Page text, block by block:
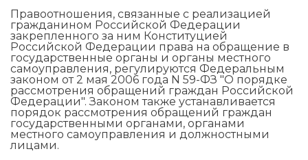
Правоотношения, связанные с реализацией
гражданином Российской Федерации
закрепленного за ним Конституцией
Российской Федерации права на обращение в
государственные органы и органы местного
самоуправления, регулируются Федеральным
законом от 2 мая 2006 года N 59-ФЗ "О порядке
рассмотрения обращений граждан Российской
Федерации". Законом также устанавливается
порядок рассмотрения обращений граждан
государственными органами, органами
местного самоуправления и должностными
лицами.